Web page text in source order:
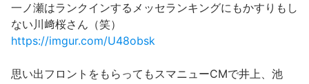
一ノ瀬はランクインするメッセランキングにもかすりもし
ない川﨑桜さん（笑）
https://imgur.com/U48obsk
思い出フロントをもらってもスマニューCMで井上、池